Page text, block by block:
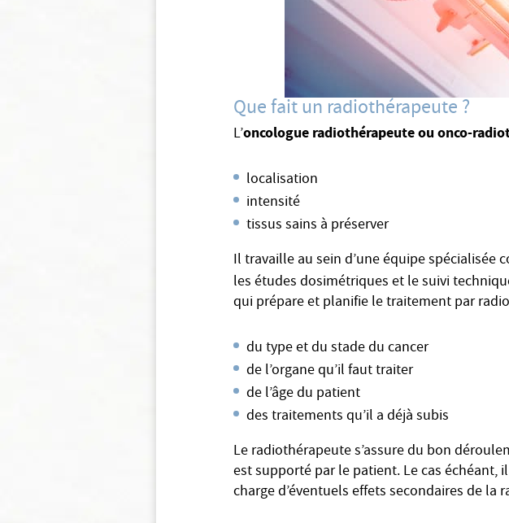
Que fait un radiothérapeute ?
L’oncologue radiothérapeute ou onco-
localisation
intensité
tissus sains à préserver
Il travaille au sein d’une équipe spécialisée
les études dosimétriques et le suivi
qui prépare et planifie le traitement par
du type et du stade du cancer
de l’organe qu’il faut traiter
de l’âge du patient
des traitements qu’il a déjà subis
Le radiothérapeute s’assure du bon
est supporté par le patient. Le cas
charge d’éventuels effets secondaires de la